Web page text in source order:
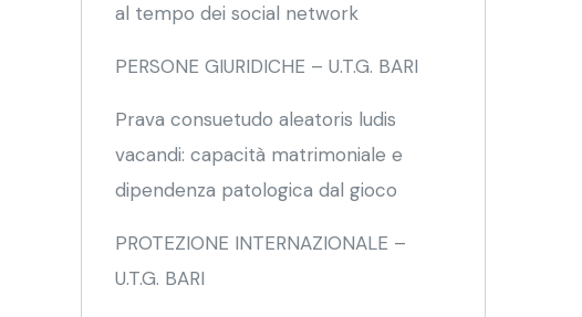
al tempo dei social network
PERSONE GIURIDICHE – U.T.G. BARI
Prava consuetudo aleatoris ludis
vacandi: capacità matrimoniale e
dipendenza patologica dal gioco
PROTEZIONE INTERNAZIONALE –
U.T.G. BARI